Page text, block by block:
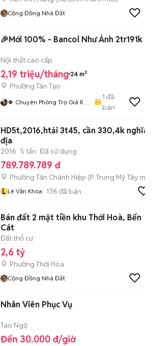
Cộng Đồng Nhà Đất
🎉Mới 100% - Bancol Như Ảnh 2tr191k
Nội thất cao cấp
2,19 triệu/tháng 24 m²
Phường Tân Tạo
🍀 Chuyên Phòng Trọ Giá Rẻ
1 đã
bán
HD5t,2016,htải 3t45, cần 330,4k nghĩa
địa
2016 5 tấn Đã sử dụng
789.789.789 đ
Phường Tân Chánh Hiệp (P. Trung Mỹ Tây mới)
L Lê Văn Khoa 176 đã bán
Bán đất 2 mặt tiền khu Thới Hoà, Bến
Cát
Đất thổ cư
2,6 tỷ
Phường Thới Hòa
Cộng Đồng Nhà Đất
Nhân Viên Phục Vụ
Tao Ngộ
Đến 30.000 đ/giờ